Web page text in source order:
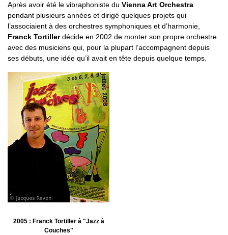
Après avoir été le vibraphoniste du Vienna Art Orchestra
pendant plusieurs années et dirigé quelques projets qui
l’associaient à des orchestres symphoniques et d’harmonie,
Franck Tortillerdécide en 2002 de monter son propre orchestre
avec des musiciens qui, pour la plupart l’accompagnent depuis
ses débuts, une idée qu’il avait en tête depuis quelque temps.
2005 : Franck Tortiller à "Jazz à
Couches"